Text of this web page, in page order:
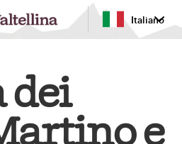
Italiano
dei
e